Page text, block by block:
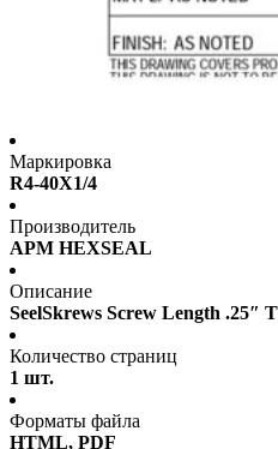
Маркировка
R4-40X1/4
Производитель
APM HEXSEAL
Описание
SeelSkrews Screw Length .25″
Количество страниц
1 шт.
Форматы файла
HTML, PDF